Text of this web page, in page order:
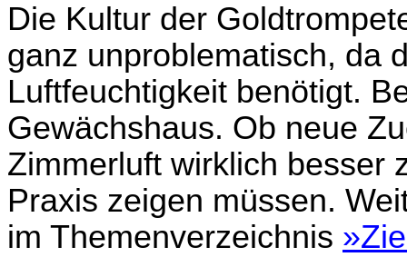
Die Kultur der
ganz unproblematisch, da
Luftfeuchtigkeit benötigt.
Gewächshaus. Ob neue
Zimmerluft wirklich besser
Praxis zeigen müssen.
im Themenverzeichnis